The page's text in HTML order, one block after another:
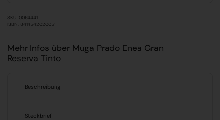
SKU: 0064441
ISBN: 8414542020051
Mehr Infos über Muga Prado Enea Gran
Reserva Tinto
Beschreibung
Steckbrief